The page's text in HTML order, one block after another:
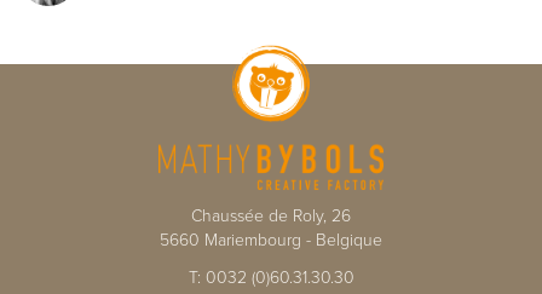
Chaussée de Roly, 26
5660 Mariembourg - Belgique
T: 0032 (0)60.31.30.30